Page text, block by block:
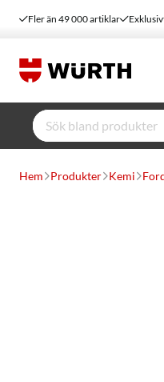
Fler än 49 000 artiklar
Hem Produkter Kemi